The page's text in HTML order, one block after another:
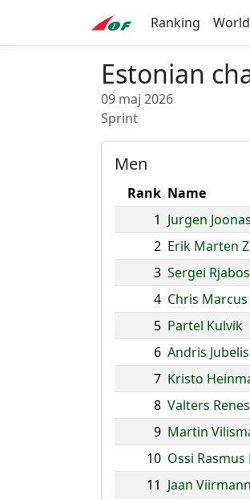
Ranking
Estonian
09 maj 2026
Sprint
Men
Rank Name
1 Jurgen Joonas
2 Erik Marten
3 Sergei
4 Chris
5 Partel Kulvik
6 Andris Jubelis
7 Kristo
8 Valters
9 Martin
10 Ossi Rasmus
11 Jaan Viirmann